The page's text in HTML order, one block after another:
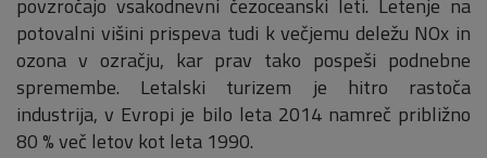
povzročajo vsakodnevni čezoceanski leti. Letenje na
potovalni višini prispeva tudi k večjemu deležu NOx in
ozona v ozračju, kar prav tako pospeši podnebne
spremembe. Letalski turizem je hitro rastoča
industrija, v Evropi je bilo leta 2014 namreč približno
80 % več letov kot leta 1990.